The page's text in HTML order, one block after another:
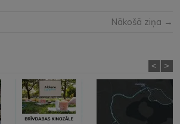
Nākošā ziņa →
< >